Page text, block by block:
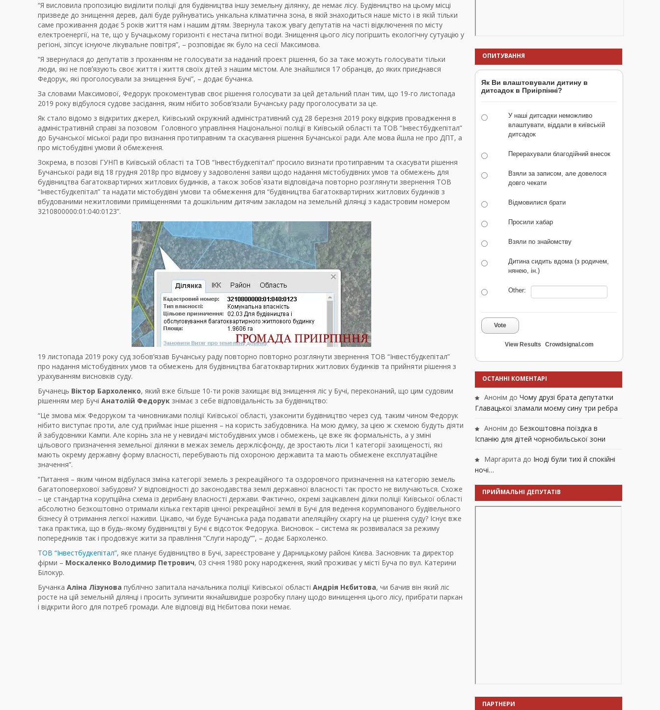
“Я висловила пропозицію виділити поліції для будівництва іншу земельну ділянку, де немає лісу. Будівництво на цьому місці
призведе до знищення дерев, далі буде руйнуватись унікальна кліматична зона, в якій знаходиться наше місто і в якій тільки
саме проживання додає 5 років життя нам і нашим дітям. Звернула також увагу депутатів на часті відключення по місту
електроенергії, на те, що у Бучацькому горизонті є нестача питної води. Знищення цього лісу погіршить екологічну сутуацію у
регіоні, зіпсує існуюче лікувальне повітря”, – розповідає як було на сесії Максимова.
“Я звернулася до депутатів з проханням не голосувати за наданий проект рішення, бо за таке можуть голосувати тільки
люди, які не повʼязують своє життя і життя своїх дітей з нашим містом. Але знайшлися 17 обранців, до яких приєднався
Федорук, які проголосували за знищення Бучі”, – додає бучанка.
За словами Максимової, Федорук прокоментував своє рішення голосувати за цей детальний план тим, що 19-го листопада
2019 року відбулося судове засідання, яким нібито зобов’язали Бучанську раду проголосувати за це.
Як стало відомо з відкритих джерел, Київський окружний адміністративний суд 28 березня 2019 року відкрив провадження в
адміністративній справі за позовом Головного управління Національної поліції в Київській області та ТОВ “Інвестбудкепітал”
до Бучанської міської ради про визнання протиправним та скасування рішення Бучанської ради. Але мова йшла не про ДПТ, а
про містобудівні умови й обмеження.
Зокрема, в позові ГУНП в Київській області та ТОВ “Інвестбудкепітал” просило визнати протиправним та скасувати рішення
Бучанської ради від 18 грудня 2018р про відмову у задоволенні заяви щодо надання містобудівних умов та обмежень для
будівництва багатоквартирних житлових будинків, а також зобов`язати відповідача повторно розглянути звернення ТОВ
“Інвестбудкепітал” та надати містобудівні умови та обмеження для “будівництва багатоквартирних житлових будинків з
вбудованими нежитловими приміщеннями та дошкільним дитячим закладом на земельній ділянці з кадастровим номером
3210800000:01:040:0123”.
19 листопада 2019 року суд зобов’язав Бучанську раду повторно повторно розглянути звернення ТОВ “Інвестбудкепітал”
про надання містобудівних умов та обмежень для будівництва багатоквартирних житлових будинків та прийняти рішення з
урахуванням висновків суду.
Бучанець Віктор Бархоленко, який вже більше 10-ти років захищає від знищення ліс у Бучі, переконаний, що цим судовим
рішенням мер Бучі Анатолій Федорук знімає з себе відповідальність за будівництво:
“Це змова між Федоруком та чиновниками поліції Київської області, узаконити будівництво через суд. таким чином Федорук
нібито виступає проти, але суд приймає інше рішення – на користь забудовника. На мою думку, за цією ж схемою будуть діяти
й забудовники Кампи. Але корінь зла не у невидачі містобудівних умов і обмежень, це вже як формальність, а у зміні
цільового призначення земельної ділянки в межах земель держлісфонду, де зростають ліси 1 категорії захищеності, які
мають окрему державну форму власності, перебувають під охороною державита та мають обмежене експлуатаційне
значення”.
“Питання – яким чином відбулася зміна категорії земель з рекреаційного та оздоровчого призначення на категорію земель
багатоповерхової забудови? У відповідності до законодавства землі державної власності так просто не вилучаються. Схоже
– це стандартна корупційна схема із дерибану власності держави. Фактично, окремі зацікавлені ділки поліції Київської області
абсолютно безкоштовно отримали кілька гектарів цінної рекреаційної землі в Бучі для ведення корумпованого будівельного
бізнесу й отримання легкої наживи. Цікаво, чи буде Бучанська рада подавати апеляційну скаргу на це рішення суду? Існує вже
така практика, що в будь-якому будівництві у Бучі є відсоток Федорука. Висновок – система як розвивалася за режиму
попередників так і продовжує жити за правління “Слуги народу””, – додає Бархоленко.
ТОВ “Інвестбудкепітал”, яке планує будівництво в Бучі, зареєстроване у Дарницькому районі Києва. Засновник та директор
фірми – Москаленко Володимир Петрович, 03 січня 1980 року народження, який проживає у місті Буча по вул. Катерини
Білокур.
Бучанка Аліна Лізунова публічно запитала начальника поліції Київської області Андрія Нєбитова, чи бачив він який ліс
росте на цій земельній ділянці і просить зупинити якнайшвидше розробку плану щодо винищення цього лісу, прибрати паркан
і відкрити його для потреб громади. Але відповіді від Нєбитова поки немає.
ОПИТУВАННЯ
Як Ви влаштовували дитину в
дитсадок в Приірпінні?
У наші дитсадки неможливо
влаштувати, віддали в київській
дитсадок
Перерахували благодійний внесок
Взяли за записом, але довелося
довго чекати
Відмовилися брати
Просили хабар
Взяли по знайомству
Дитина сидить вдома (з родичем,
нянею, ін.)
Other:
Vote
View Results Crowdsignal.com
ОСТАННІ КОМЕНТАРІ
Анонім до Чому друзі брата депутатки
Главацької зламали моєму сину три ребра
Анонім до Безкоштовна поїздка в
Іспанію для дітей чорнобильської зони
Маргарита до Іноді були тихі й спокійні
ночі…
ПРИЙМАЛЬНІ ДЕПУТАТІВ
ПАРТНЕРИ